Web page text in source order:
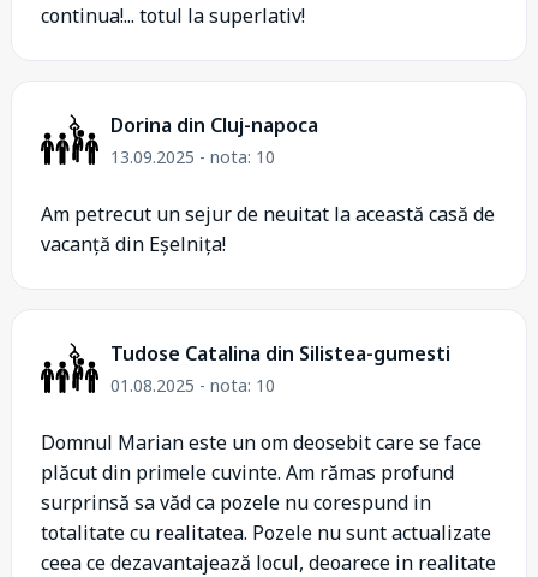
continua!... totul la superlativ!
Dorina din Cluj-napoca
13.09.2025 - nota: 10
Am petrecut un sejur de neuitat la această casă de
vacanță din Eșelnița!
Tudose Catalina din Silistea-gumesti
01.08.2025 - nota: 10
Domnul Marian este un om deosebit care se face
plăcut din primele cuvinte. Am rămas profund
surprinsă sa văd ca pozele nu corespund in
totalitate cu realitatea. Pozele nu sunt actualizate
ceea ce dezavantajează locul, deoarece in realitate